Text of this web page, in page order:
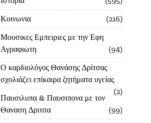
Κοινωνια
216
Μουσικες Εμπειριες με την Εφη
Αγραφιωτη
94
Ο καρδιολόγος Θανάσης Δρίτσας
σχολιάζει επίκαιρα ζητήματα υγείας
2
Παυσιλυπα & Παυσιπονα με τον
Θαναση Δριτσα
99